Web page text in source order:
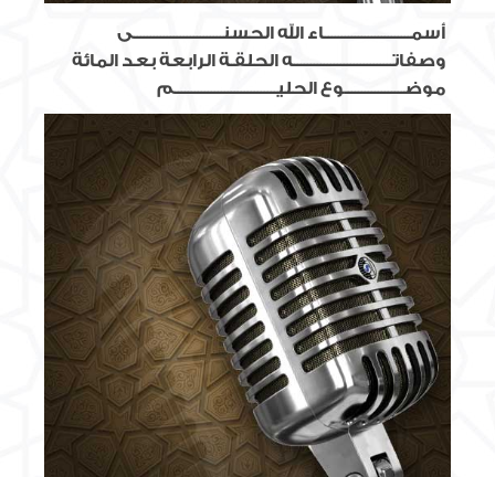
أسمــــــــــــــــــــــــــاء الله الحسنـــــــــــــــــــــــــــى
وصفاتــــــــــــــــــــــــــــــه الحلقـة الرابعة بعد المائة
موضــــــــــــــــــوع الحليـــــــــــــــــــــــــــــــم